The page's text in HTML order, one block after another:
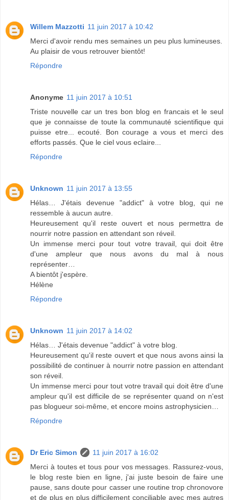
Willem Mazzotti 11 juin 2017 à 10:42
Merci d'avoir rendu mes semaines un peu plus lumineuses.
Au plaisir de vous retrouver bientôt!
Répondre
Anonyme 11 juin 2017 à 10:51
Triste nouvelle car un tres bon blog en francais et le seul
que je connaisse de toute la communauté scientifique qui
puisse etre... ecouté. Bon courage a vous et merci des
efforts passés. Que le ciel vous eclaire...
Répondre
Unknown 11 juin 2017 à 13:55
Hélas… J'étais devenue "addict" à votre blog, qui ne
ressemble à aucun autre.
Heureusement qu'il reste ouvert et nous permettra de
nourrir notre passion en attendant son réveil.
Un immense merci pour tout votre travail, qui doit être
d'une ampleur que nous avons du mal à nous
représenter…
A bientôt j'espère.
Hélène
Répondre
Unknown 11 juin 2017 à 14:02
Hélas… J'étais devenue "addict" à votre blog.
Heureusement qu'il reste ouvert et que nous avons ainsi la
possibilité de continuer à nourrir notre passion en attendant
son réveil.
Un immense merci pour tout votre travail qui doit être d'une
ampleur qu'il est difficile de se représenter quand on n'est
pas blogueur soi-même, et encore moins astrophysicien…
Répondre
Dr Eric Simon
11 juin 2017 à 16:02
Merci à toutes et tous pour vos messages. Rassurez-vous,
le blog reste bien en ligne, j'ai juste besoin de faire une
pause, sans doute pour casser une routine trop chronovore
et de plus en plus difficilement conciliable avec mes autres